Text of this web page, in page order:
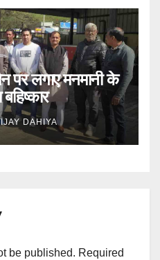
पर लगाए मनमानी के
DAHIYA
be published. Required